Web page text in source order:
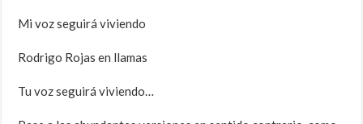
Mi voz seguirá viviendo
Rodrigo Rojas en llamas
Tu voz seguirá viviendo…